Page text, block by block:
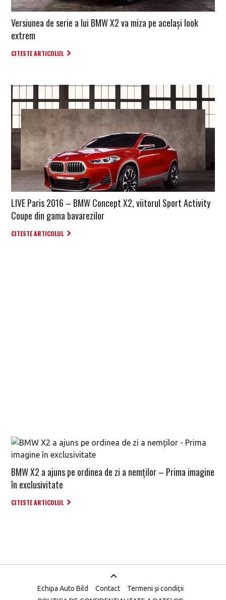
Versiunea de serie a lui BMW X2 va miza pe același look
extrem
CITESTE ARTICOLUL
LIVE Paris 2016 – BMW Concept X2, viitorul Sport Activity
Coupe din gama bavarezilor
CITESTE ARTICOLUL
BMW X2 a ajuns pe ordinea de zi a nemților – Prima imagine
în exclusivitate
CITESTE ARTICOLUL
Echipa Auto Bild Contact
Termeni și condiții